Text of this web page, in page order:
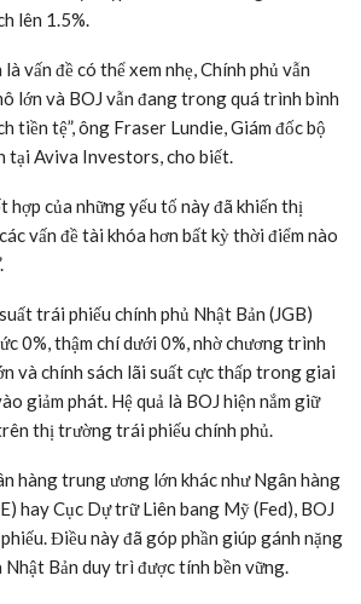
lên 1.5%.
vấn đề có thể xem nhẹ, Chính phủ vẫn
lớn và BOJ vẫn đang trong quá trình bình
tiền tệ”, ông Fraser Lundie, Giám đốc bộ
tại Aviva Investors, cho biết.
hợp của những yếu tố này đã khiến thị
vấn đề tài khóa hơn bất kỳ thời điểm nào
trái phiếu chính phủ Nhật Bản (JGB)
0%, thậm chí dưới 0%, nhờ chương trình
và chính sách lãi suất cực thấp trong giai
giảm phát. Hệ quả là BOJ hiện nắm giữ
thị trường trái phiếu chính phủ.
hàng trung ương lớn khác như Ngân hàng
hay Cục Dự trữ Liên bang Mỹ (Fed), BOJ
Điều này đã góp phần giúp gánh nặng
Nhật Bản duy trì được tính bền vững.